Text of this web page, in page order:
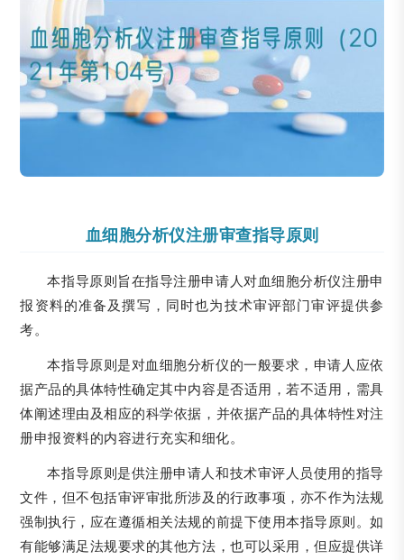
血细胞分析仪注册审查指导原则
本指导原则旨在指导注册申请人对血细胞分析仪注册申
报资料的准备及撰写，同时也为技术审评部门审评提供参
考。
本指导原则是对血细胞分析仪的一般要求，申请人应依
据产品的具体特性确定其中内容是否适用，若不适用，需具
体阐述理由及相应的科学依据，并依据产品的具体特性对注
册申报资料的内容进行充实和细化。
本指导原则是供注册申请人和技术审评人员使用的指导
文件，但不包括审评审批所涉及的行政事项，亦不作为法规
强制执行，应在遵循相关法规的前提下使用本指导原则。如
有能够满足法规要求的其他方法，也可以采用，但应提供详